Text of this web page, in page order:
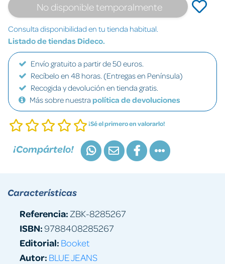
No disponible temporalmente
Consulta disponibilidad en tu tienda habitual.
Listado de tiendas Dideco.
Envío gratuito a partir de 50 euros.
Recíbelo en 48 horas. (Entregas en Península)
Recogida y devolución en tienda gratis.
Más sobre nuestra política de devoluciones
¡Sé el primero en valorarlo!
¡Compártelo!
Características
Referencia: ZBK-8285267
ISBN:9788408285267
Editorial: Booket
Autor: BLUE JEANS